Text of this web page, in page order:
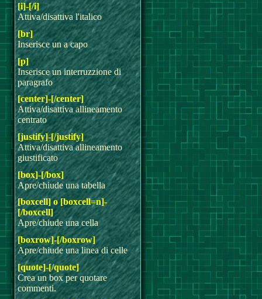
[i]-[/i]
Attiva/disattiva l'italico
[br]
Inserisce un a capo
[p]
Inserisce un interruzzione di
paragrafo
[center]-[/center]
Attiva/disattiva allineamento
centrato
[justify]-[/justify]
Attiva/disattiva allineamento
giustificato
[box]-[/box]
Apre/chiude una tabella
[boxcell] o [boxcell=n]-
[/boxcell]
Apre/chiude una cella
[boxrow]-[/boxrow]
Apre/chiude una linea di celle
[quote]-[/quote]
Crea un box per quotare
commenti.